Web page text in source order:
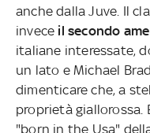
anche dalla Juve. Il
invece il secondo
italiane interessate,
un lato e Michael
dimenticare che, a
proprietà
"born in the Usa"